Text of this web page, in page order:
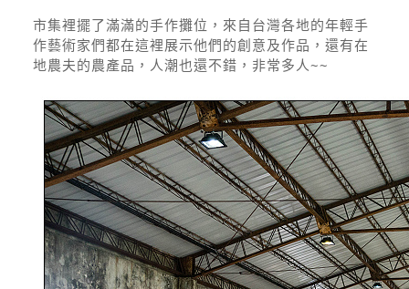
市集裡擺了滿滿的手作攤位，來自台灣各地的年輕手
作藝術家們都在這裡展示他們的創意及作品，還有在
地農夫的農產品，人潮也還不錯，非常多人~~